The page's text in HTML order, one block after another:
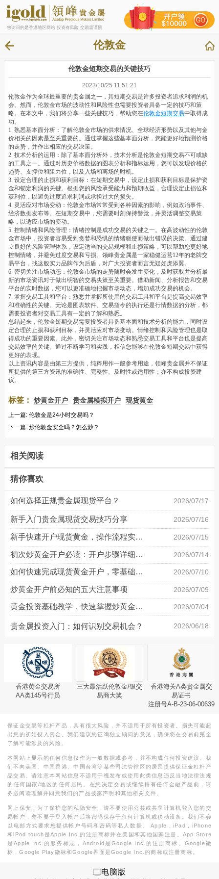
您访问的是香港地区网站 投资有风险 交易需谨慎
伦敦金
伦敦金短期交易的关键技巧
2023/10/25 11:51:21
伦敦金作为全球最重要的贵金属之一，其短期交易是许多投资者追求利润的机
会。然而，伦敦金市场的波动性和风险性也需要投资者具备一定的技巧和策
略。在本文中，我们将分享一些关键技巧，帮助您在伦敦金短期交易中取得成
功。
1. 熟悉基本面分析：了解伦敦金市场的供求情况、全球经济形势以及其他与金
价相关的因素是至关重要的。通过掌握这些基本面分析，您能更好地预测价格
的走势，并作出相应的交易决策。
2. 技术分析的运用：除了基本面分析外，技术分析是伦敦金短期交易不可或缺
的工具之一。通过对历史价格数据的图表分析和指标运用，您可以发现价格的
趋势、支撑位和阻力位，以及入场和离场的时机。
3. 设定合理的止损和获利目标：在短期交易中，设定止损和获利目标是保护资
金和锁定利润的关键。根据您的风险承受能力和预期收益，合理设定止损位和
获利位，以避免过度追求利润或承担过大的损失。
4. 灵活应对市场变动：伦敦金市场常常受到各种因素的影响，例如政治事件、
经济数据发布等。在短期交易中，您需要时刻保持警觉，并灵活调整交易策
略，以适应市场的变动。
5. 控制情绪和风险管理：情绪控制是成功交易的关键之一。在高波动性的伦敦
金市场中，投资者容易受到贪婪和恐惧的情绪驱使而做出错误的决策。通过建
立良好的风险管理体系，设定适当的交易规模和止损策略，可以帮助您更好地
控制情绪，并避免过度交易和亏损。领峰贵金属是一家稳健运营12年的老牌交
易平台，找这般实力品牌作为后盾，对广大投资者而言无疑如虎添翼。
6. 密切关注市场动态：伦敦金市场的走势随时会发生变化，及时获取并分析最
新的市场资讯对于做出明智的交易决策至关重要。借助新闻、分析报告和交易
平台的实时数据，您可以更准确地把握市场动态，增加成功交易的机会。
7. 掌握交易工具和平台：熟悉并掌握所使用的交易工具和平台是提高交易效率
和准确性的关键。无论是图表软件、交易指令的执行还是行情数据的分析，都
需要投资者对交易工具有一定的了解和熟悉。
总结起来，伦敦金短期交易需要投资者具备基本面和技术分析的能力，同时设
定合理的止损和获利目标，并灵活应对市场变动。情绪控制和风险管理也是取
得成功的重要因素。此外，密切关注市场动态和熟悉交易工具和平台也是提高
交易效率的关键。通过不断学习和实践，相信您能够在伦敦金短期交易中获得
更好的表现。
以上资讯内容是由第三方提供，纯粹用作一般参考用途，领峰贵金属并不保证
所提供的第三方资讯的准确性、完整性、及时性或适用性；亦不构成投资建
议。
标签： 炒黄金开户 贵金属模拟开户 现货黄金
上一篇: 伦敦金是24小时交易吗？
下一篇: 炒伦敦金安全吗？怎么炒？
相关阅读
猜你喜欢
如何选择正规贵金属现货平台？ 2026/07/17
新手入门贵金属现货交易技巧分享 2026/07/16
新手快速开户现货黄金，操作流程实操详解 2026/07/15
初次炒黄金开户必读：开户步骤详细说明 2026/07/14
如何快速完成现货黄金开户，零基础也能轻松上手 2026/07/10
炒黄金开户前必知的五大注意事项 2026/07/09
黄金投资基础教学，快速掌握炒黄金技巧 2026/07/04
贵金属投资入门：如何识别交易机会？ 2026/06/18
香港黄金交易所
AA类145号行员
三大最活跃伦敦金/银交
易商大奖
香港海关A类贵金属交
易证书
注册号A-B-23-06-00639
保证金交易等杠杆产品，具有很大风险，并不适用于所有投资者。损失可能超
出您的初始投入资金。我们建议您征询独立顾问的意见，确保您在交易前完全
了解可能涉及的风险。
本网站上显示的任何信息仅作为一般数据或参考，并不构成任何投资建议。我
们不向美国、中国香港、中国台湾等某些司法管辖区的居民提供保证金杠杆产
品交易。请注意本网站信息不适用于视发布或使用此类信息违反当地法律法规
的任何国家/地区的任何居民。在您决定交易或继续持有任何金融产品前，请
务必阅读理解并同意我们的产品披露声明和其他相关文件。
网上保安：为了保护您的私隐安全，请不要使用公共或共享计算机登入您的交
易帐户，亦不要于登入帐户后将密码保存于任何计算机或移动设备。我们不会
以电邮方式要求您提供帐户号码和密码等私人数据。 Apple，iPad，iPhone
和iPod touch是Apple Inc.的注册商标并在美国和其他国家注册。App Store
是Apple Inc.的服务标志，Android是Google Inc.的注册商标。Google徽
标，Google Play徽标和Google界面是Google Inc.的商标或注册商标。
电脑版